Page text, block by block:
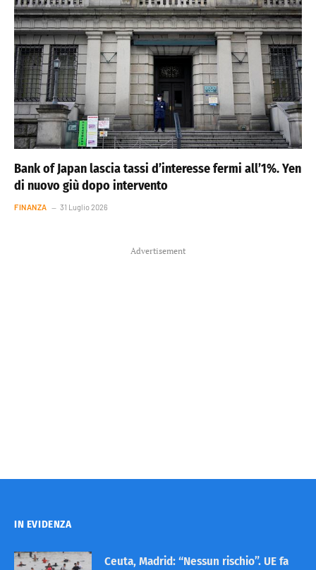
Bank of Japan lascia tassi d’interesse fermi all’1%. Yen
di nuovo giù dopo intervento
FINANZA 31 Luglio 2026
Advertisement
IN EVIDENZA
Ceuta, Madrid: “Nessun rischio”. UE fa